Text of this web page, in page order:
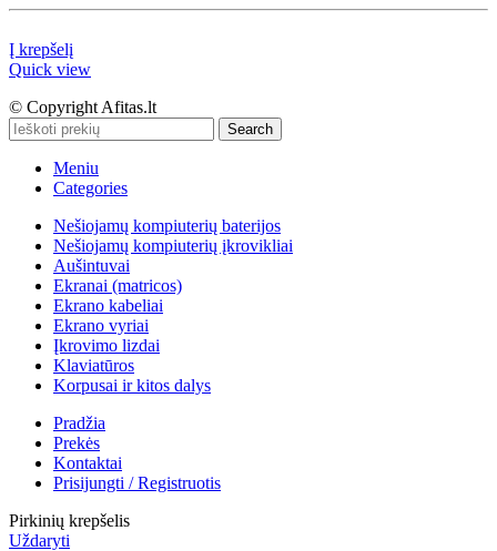
Į krepšelį
Quick view
© Copyright Afitas.lt
Search
Meniu
Categories
Nešiojamų kompiuterių baterijos
Nešiojamų kompiuterių įkrovikliai
Aušintuvai
Ekranai (matricos)
Ekrano kabeliai
Ekrano vyriai
Įkrovimo lizdai
Klaviatūros
Korpusai ir kitos dalys
Pradžia
Prekės
Kontaktai
Prisijungti / Registruotis
Pirkinių krepšelis
Uždaryti